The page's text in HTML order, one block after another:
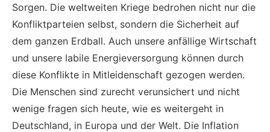
Sorgen. Die weltweiten Kriege bedrohen nicht nur die
Konfliktparteien selbst, sondern die Sicherheit auf
dem ganzen Erdball. Auch unsere anfällige Wirtschaft
und unsere labile Energieversorgung können durch
diese Konflikte in Mitleidenschaft gezogen werden.
Die Menschen sind zurecht verunsichert und nicht
wenige fragen sich heute, wie es weitergeht in
Deutschland, in Europa und der Welt. Die Inflation